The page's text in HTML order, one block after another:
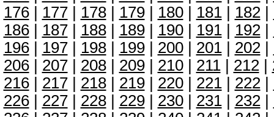
176| 177| 178| 179| 180| 181| 182|
186| 187| 188| 189| 190| 191| 192|
196| 197| 198| 199| 200| 201| 202|
206| 207| 208| 209| 210| 211| 212|
216| 217| 218| 219| 220| 221| 222|
226| 227| 228| 229| 230| 231| 232|